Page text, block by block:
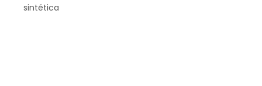
sintética